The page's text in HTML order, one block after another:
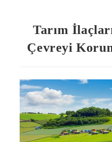
Tarım
Çevreyi